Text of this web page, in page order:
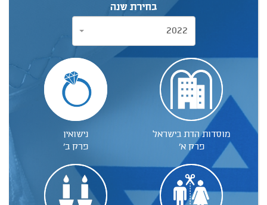
בחירת שנה 2022
2022
מוסדות הדת בישראל
פרק א'
נישואין
פרק ב'